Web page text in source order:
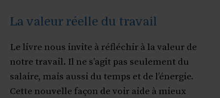
La valeur réelle du travail
Le livre nous invite à réfléchir à la valeur de
notre travail. Il ne s’agit pas seulement du
salaire, mais aussi du temps et de l’énergie.
Cette nouvelle façon de voir aide à mieux